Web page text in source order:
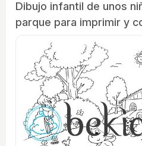
Dibujo infantil de unos
parque para imprimir y